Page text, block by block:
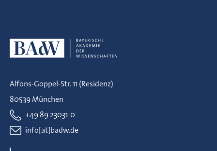
Alfons-Goppel-Str. 11 (Residenz)
80539 München
+49 89 23031-0
info[at]badw.de